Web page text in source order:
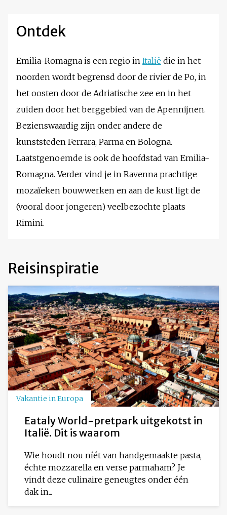
Ontdek
Emilia-Romagna is een regio in Italië die in het
noorden wordt begrensd door de rivier de Po, in
het oosten door de Adriatische zee en in het
zuiden door het berggebied van de Apennijnen.
Bezienswaardig zijn onder andere de
kunststeden Ferrara, Parma en Bologna.
Laatstgenoemde is ook de hoofdstad van Emilia-
Romagna. Verder vind je in Ravenna prachtige
mozaïeken bouwwerken en aan de kust ligt de
(vooral door jongeren) veelbezochte plaats
Rimini.
Reisinspiratie
Vakantie in Europa
Eataly World-pretpark uitgekotst in
Italië. Dit is waarom
Wie houdt nou níét van handgemaakte pasta,
échte mozzarella en verse parmaham? Je
vindt deze culinaire geneugtes onder één
dak in...